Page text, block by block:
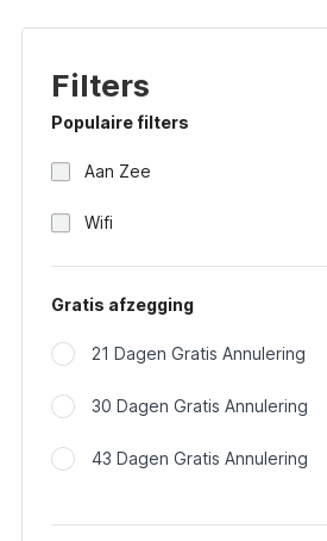
Filters
Populaire filters
Aan Zee
Wifi
Gratis afzegging
21 Dagen Gratis Annulering
30 Dagen Gratis Annulering
43 Dagen Gratis Annulering